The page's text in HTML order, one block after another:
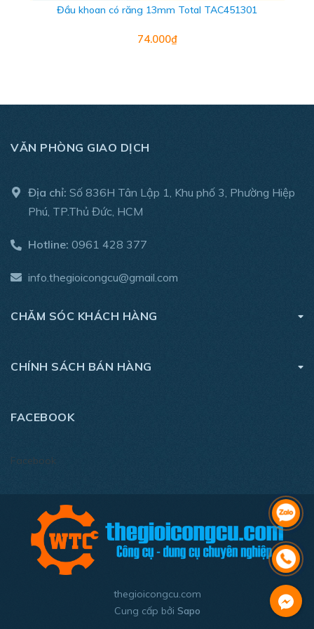
Đầu khoan có răng 13mm Total TAC451301
74.000₫
VĂN PHÒNG GIAO DỊCH
Địa chỉ: Số 836H Tân Lập 1, Khu phố 3, Phường Hiệp
Phú, TP.Thủ Đức, HCM
Hotline: 0961 428 377
info.thegioicongcu@gmail.com
CHĂM SÓC KHÁCH HÀNG
CHÍNH SÁCH BÁN HÀNG
FACEBOOK
Cung cấp bởi Sapo